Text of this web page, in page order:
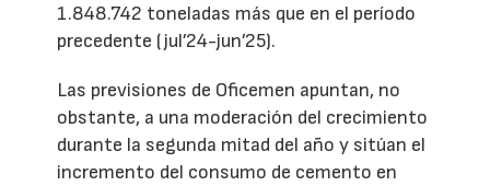
1.848.742 toneladas más que en el período
precedente (jul’24-jun’25).
Las previsiones de Oficemen apuntan, no
obstante, a una moderación del crecimiento
durante la segunda mitad del año y sitúan el
incremento del consumo de cemento en